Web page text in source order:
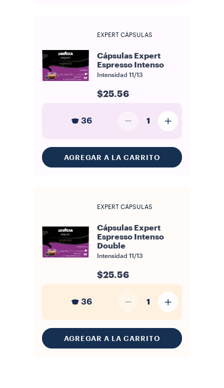
EXPERT CÁPSULAS
Cápsulas Expert
Espresso Intenso
Intensidad 11/13
$25.56
36 1
AGREGAR A LA CARRITO
EXPERT CÁPSULAS
Cápsulas Expert
Espresso Intenso
Double
Intensidad 11/13
$25.56
36 1
AGREGAR A LA CARRITO